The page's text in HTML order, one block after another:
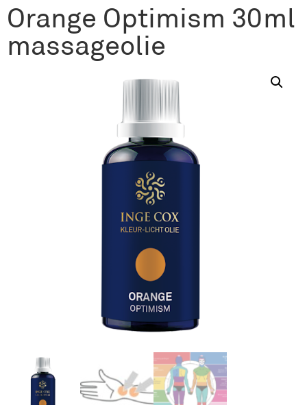
Orange Optimism 30ml
massageolie